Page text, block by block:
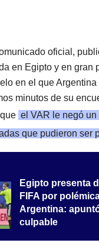
oficial,
en Egipto y en gran
en el que Argentina
minutos de su
el VAR le negó
que pudieron ser
Egipto presenta
FIFA por
Argentina:
culpable